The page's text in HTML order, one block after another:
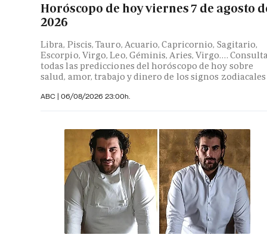
Horóscopo de hoy viernes 7 de agosto
2026
Libra, Piscis, Tauro, Acuario, Capricornio, Sagitario,
Escorpio, Virgo, Leo, Géminis, Aries, Virgo….
todas las predicciones del horóscopo de hoy sobre
salud, amor, trabajo y dinero de los signos zodiacales
ABC | 06/08/2026 23:00h.